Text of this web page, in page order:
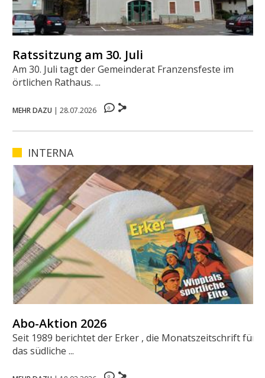
Ratssitzung am 30. Juli
Am 30. Juli tagt der Gemeinderat Franzensfeste im
örtlichen Rathaus. ...
MEHR DAZU | 28.07.2026 0
INTERNA
Abo-Aktion 2026
Seit 1989 berichtet der Erker , die Monatszeitschrift für
das südliche ...
0